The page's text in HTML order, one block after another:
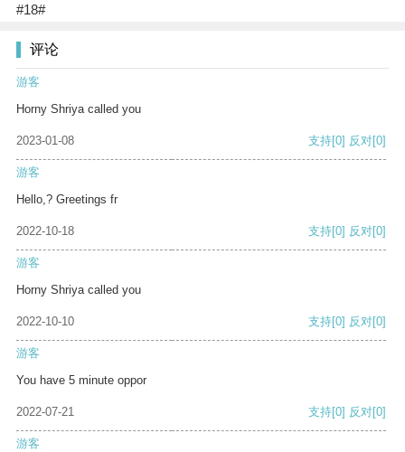
#18#
评论
游客
Horny Shriya called you
2023-01-08 支持[0] 反对[0]
游客
Hello,? Greetings fr
2022-10-18 支持[0] 反对[0]
游客
Horny Shriya called you
2022-10-10 支持[0] 反对[0]
游客
You have 5 minute oppor
2022-07-21 支持[0] 反对[0]
游客